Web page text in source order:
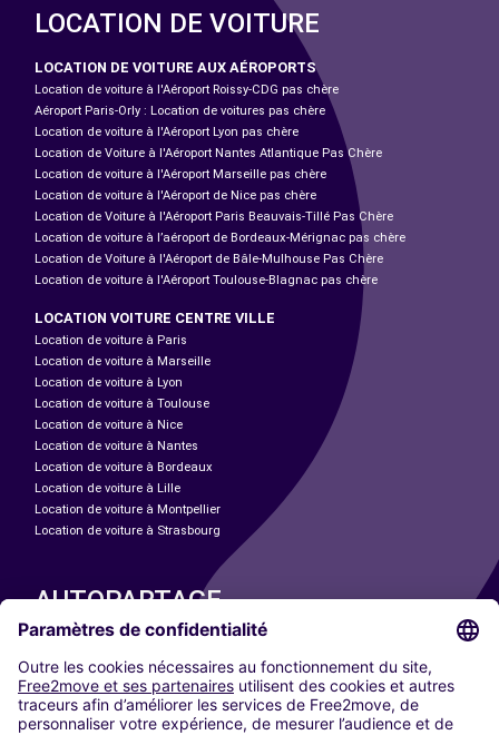
LOCATION DE VOITURE
LOCATION DE VOITURE AUX AÉROPORTS
Location de voiture à l'Aéroport Roissy-CDG pas chère
Aéroport Paris-Orly : Location de voitures pas chère
Location de voiture à l'Aéroport Lyon pas chère
Location de Voiture à l'Aéroport Nantes Atlantique Pas Chère
Location de voiture à l'Aéroport Marseille pas chère
Location de voiture à l'Aéroport de Nice pas chère
Location de Voiture à l'Aéroport Paris Beauvais-Tillé Pas Chère
Location de voiture à l’aéroport de Bordeaux-Mérignac pas chère
Location de Voiture à l'Aéroport de Bâle-Mulhouse Pas Chère
Location de voiture à l'Aéroport Toulouse-Blagnac pas chère
LOCATION VOITURE CENTRE VILLE
Location de voiture à Paris
Location de voiture à Marseille
Location de voiture à Lyon
Location de voiture à Toulouse
Location de voiture à Nice
Location de voiture à Nantes
Location de voiture à Bordeaux
Location de voiture à Lille
Location de voiture à Montpellier
Location de voiture à Strasbourg
AUTOPARTAGE
Paris
Madrid
Washington DC
Milan